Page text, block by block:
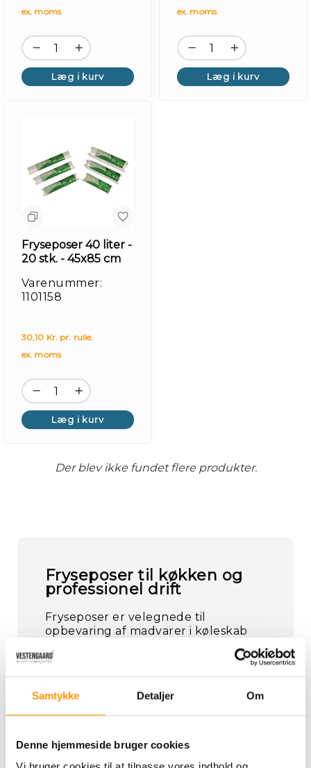
Samtykke Detaljer Om
Denne hjemmeside bruger cookies
ex. moms
Læg i kurv
ex. moms
Læg i kurv
Fryseposer 40 liter -
20 stk. - 45x85 cm
Varenummer:
1101158
30,10 Kr. pr. rulle.
ex. moms
Læg i kurv
Der blev ikke fundet flere produkter.
Fryseposer til køkken og
professionel drift
Fryseposer er velegnede til
opbevaring af madvarer i køleskab
professionelle køkkener, hvor